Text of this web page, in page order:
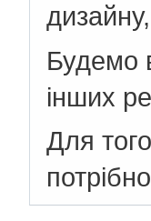
Будемо
інших
Для
потрібно